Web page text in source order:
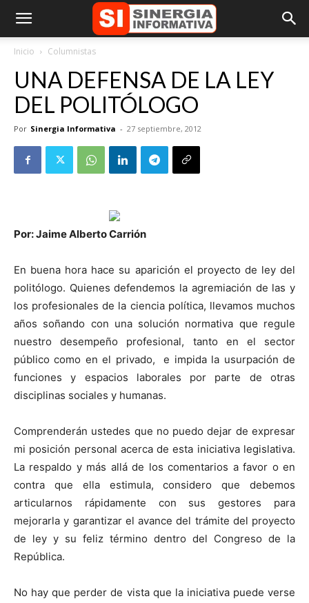
Inicio Columnistas
UNA DEFENSA DE LA LEY
DEL POLITÓLOGO
Por Sinergia Informativa - 27 septiembre, 2012
Por: Jaime Alberto Carrión
En buena hora hace su aparición el proyecto de ley del
politólogo. Quienes defendemos la agremiación de las y
los profesionales de la ciencia política, llevamos muchos
años soñando con una solución normativa que regule
nuestro desempeño profesional, tanto en el sector
público como en el privado, e impida la usurpación de
funciones y espacios laborales por parte de otras
disciplinas sociales y humanas.
Comprenderán ustedes que no puedo dejar de expresar
mi posición personal acerca de esta iniciativa legislativa.
La respaldo y más allá de los comentarios a favor o en
contra que ella estimula, considero que debemos
articularnos rápidamente con sus gestores para
mejorarla y garantizar el avance del trámite del proyecto
de ley y su feliz término dentro del Congreso de la
República.
No hay que perder de vista que la iniciativa puede verse